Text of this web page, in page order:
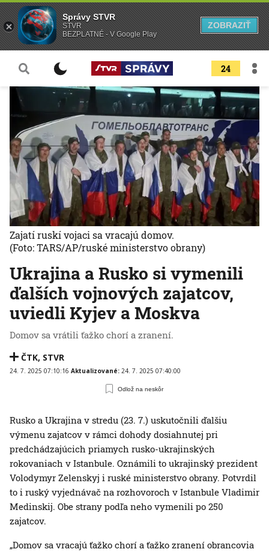
24
Ukrajina a Rusko si vymenili
ďalších vojnových zajatcov,
uviedli Kyjev a Moskva
Domov sa vrátili ťažko chorí a zranení.
ČTK, STVR
24. 7. 2025 07:10:16 Aktualizované: 24. 7. 2025 07:40:00
Odlož na neskôr
Zajatí ruskí vojaci sa vracajú domov.
(Foto: TARS/AP/ruské ministerstvo obrany)
Rusko a Ukrajina v stredu (23. 7.) uskutočnili ďalšiu
výmenu zajatcov v rámci dohody dosiahnutej pri
predchádzajúcich priamych rusko-ukrajinských
rokovaniach v Istanbule. Oznámili to ukrajinský prezident
Volodymyr Zelenskyj i ruské ministerstvo obrany. Potvrdil
to i ruský vyjednávač na rozhovoroch v Istanbule Vladimir
Medinskij. Obe strany podľa neho vymenili po 250
zajatcov.
„Domov sa vracajú ťažko chorí a ťažko zranení obrancovia
Správy STVR
STVR
BEZPLATNÉ - V Google Play
ZOBRAZIŤ